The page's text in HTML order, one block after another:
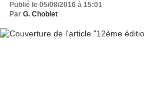
Publié le 05/08/2016 à 15:01
Par G. Choblet